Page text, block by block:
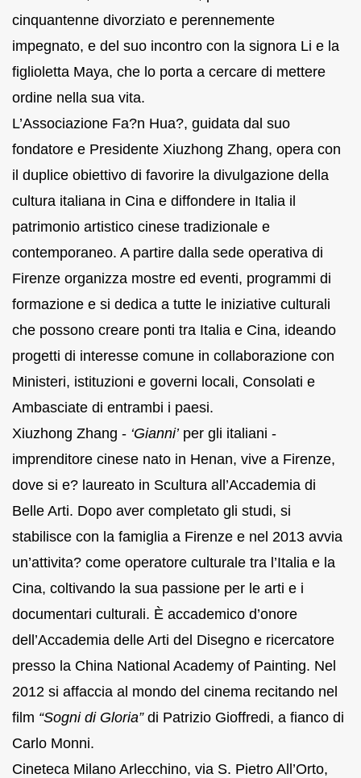
cinquantenne divorziato e perennemente
impegnato, e del suo incontro con la signora Li e la
figlioletta Maya, che lo porta a cercare di mettere
ordine nella sua vita.
L’Associazione Fa?n Hua?, guidata dal suo
fondatore e Presidente Xiuzhong Zhang, opera con
il duplice obiettivo di favorire la divulgazione della
cultura italiana in Cina e diffondere in Italia il
patrimonio artistico cinese tradizionale e
contemporaneo. A partire dalla sede operativa di
Firenze organizza mostre ed eventi, programmi di
formazione e si dedica a tutte le iniziative culturali
che possono creare ponti tra Italia e Cina, ideando
progetti di interesse comune in collaborazione con
Ministeri, istituzioni e governi locali, Consolati e
Ambasciate di entrambi i paesi.
Xiuzhong Zhang - ‘Gianni’per gli italiani -
imprenditore cinese nato in Henan, vive a Firenze,
dove si e? laureato in Scultura all’Accademia di
Belle Arti. Dopo aver completato gli studi, si
stabilisce con la famiglia a Firenze e nel 2013 avvia
un’attivita? come operatore culturale tra l’Italia e la
Cina, coltivando la sua passione per le arti e i
documentari culturali. È accademico d’onore
dell’Accademia delle Arti del Disegno e ricercatore
presso la China National Academy of Painting. Nel
2012 si affaccia al mondo del cinema recitando nel
film “Sogni di Gloria”di Patrizio Gioffredi, a fianco di
Carlo Monni.
Cineteca Milano Arlecchino, via S. Pietro All’Orto,